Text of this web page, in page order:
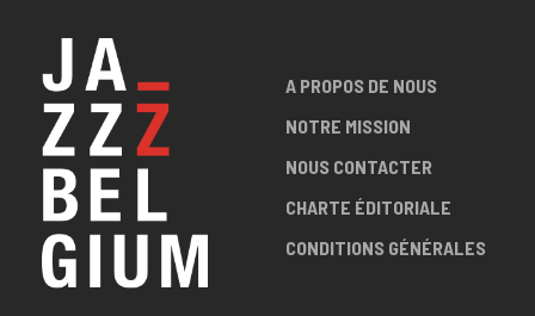
A PROPOS DE NOUS
NOTRE MISSION
NOUS CONTACTER
CHARTE ÉDITORIALE
CONDITIONS GÉNÉRALES